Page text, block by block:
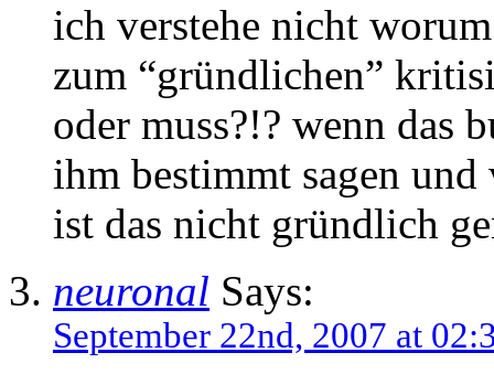
ich verstehe nicht
zum “gründlichen”
oder muss?!? wenn das
ihm bestimmt sagen
ist das nicht gründlich
neuronal Says:
September 22nd, 2007 at